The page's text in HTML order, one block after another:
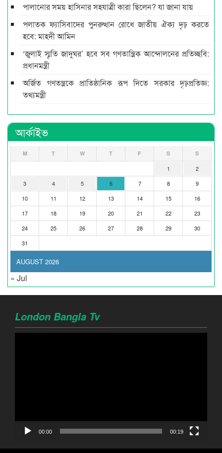
পালানোর সময় হাসিনার সহযাত্রী কারা ছিলেন? যা জানা যায়
পলাতক ফ্যাসিবাদের পুনরুত্থান রোধে জাতীয় ঐক্য দৃঢ় করতে
হবে: মাহ্দী আমিন
‘জুলাই স্মৃতি জাদুঘর’ হবে সব গণতান্ত্রিক আন্দোলনের প্রতিচ্ছবি:
প্রধানমন্ত্রী
অর্জিত গণতন্ত্রকে প্রাতিষ্ঠানিক রূপ দিতে সরকার দৃঢ়প্রতিজ্ঞ:
তথ্যমন্ত্রী
আর্কাইভ
AUGUST 2026
M T W T F S S
1
2
3
4 5 6 7 8
9
10
11 12 13 14 15
16
17
18 19 20 21 22
23
24
25 26 27 28 29
30
31
« Jul
London Bangla Tv
00:00 00:19